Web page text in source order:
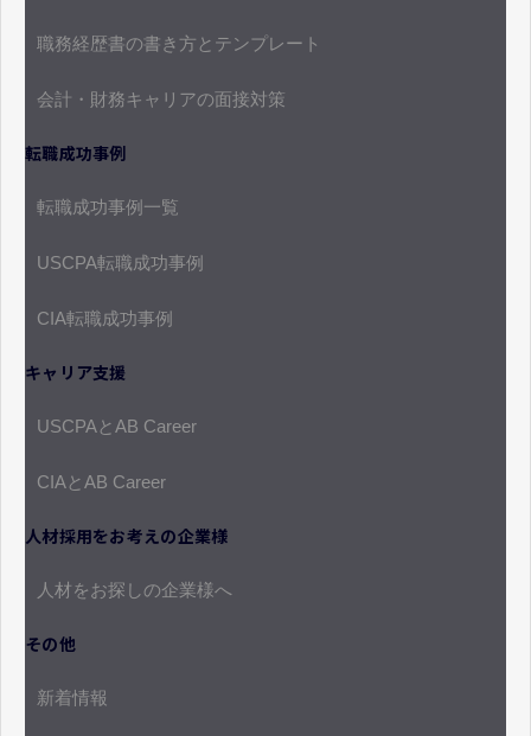
職務経歴書の書き方とテンプレート
会計・財務キャリアの面接対策
転職成功事例
転職成功事例一覧
USCPA転職成功事例
CIA転職成功事例
キャリア支援
USCPAとAB Career
CIAとAB Career
人材採用をお考えの企業様
人材をお探しの企業様へ
その他
新着情報